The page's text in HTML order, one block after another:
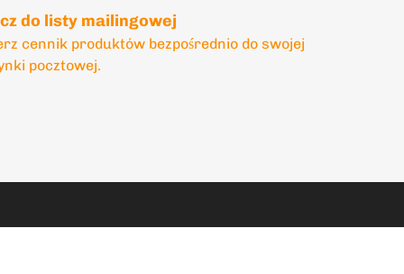
do listy mailingowej
cennik produktów bezpośrednio do swojej
pocztowej.